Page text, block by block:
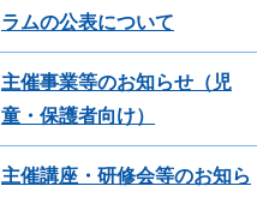
ラムの公表について
主催事業等のお知らせ（児
童・保護者向け）
主催講座・研修会等のお知ら